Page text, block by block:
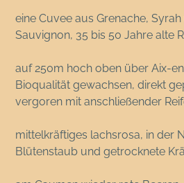
eine Cuvee aus Grenache,
Sauvignon, 35 bis 50 Jahre alte
auf 250m hoch oben über Aix-
Bioqualität gewachsen, direkt
vergoren mit anschließender
mittelkräftiges lachsrosa, in der
Blütenstaub und getrocknete